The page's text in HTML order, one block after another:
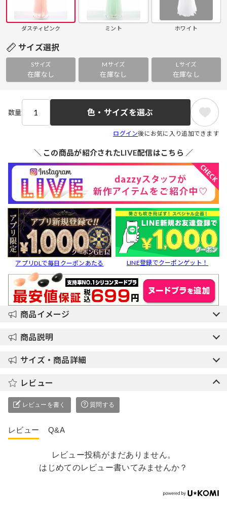
ダスティピンク ミント ホワイト
サイズ選択
Sサイズ
在庫なし
Mサイズ
在庫なし
Lサイズ
在庫なし
数量 色・サイズを選ぶ
ログイン後にお気に入り追加できます
＼ この商品が紹介されたLIVE配信はこちら ／
アプリDLで毎日クーポンあたる LINE登録でクーポンゲット！
商品イメージ
商品説明
サイズ・商品詳細
レビュー
レビューを書く 質問する
レビュー Q&A
レビュー投稿がまだありません。
はじめてのレビュー書いてみませんか？